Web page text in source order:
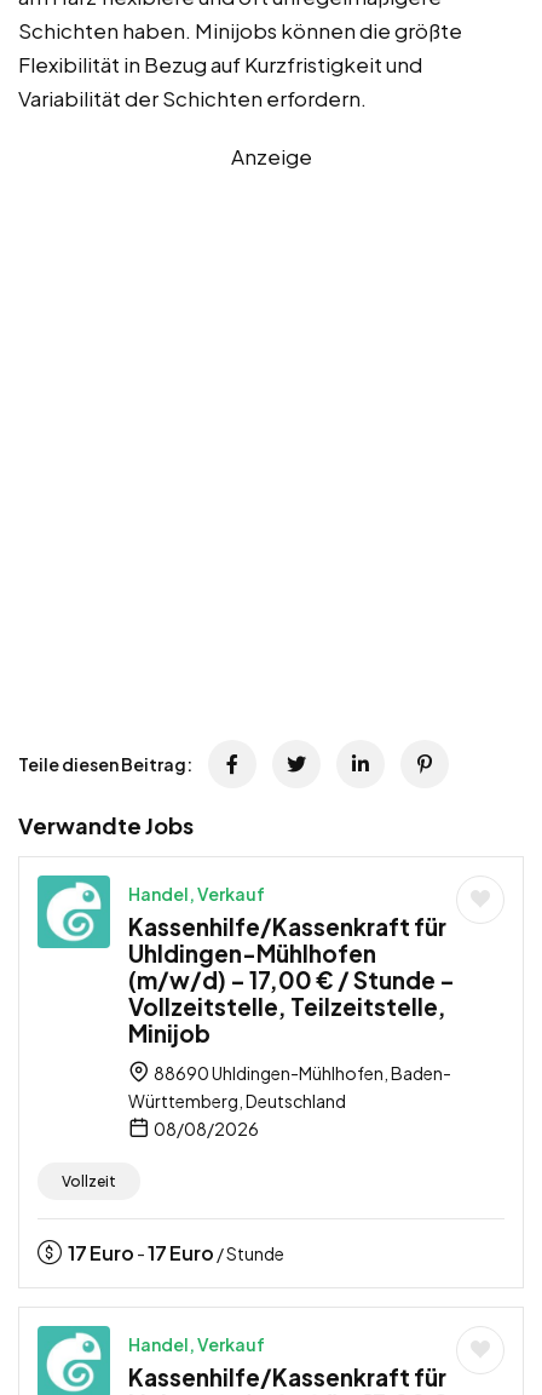
Schichten haben. Minijobs können die größte
Flexibilität in Bezug auf Kurzfristigkeit und
Variabilität der Schichten erfordern.
Anzeige
Teile diesen Beitrag:
Verwandte Jobs
Handel, Verkauf
Kassenhilfe/Kassenkraft für
Uhldingen-Mühlhofen
(m/w/d) – 17,00 € / Stunde –
Vollzeitstelle, Teilzeitstelle,
Minijob
88690 Uhldingen-Mühlhofen, Baden-
Württemberg, Deutschland
08/08/2026
Vollzeit
17Euro -17Euro / Stunde
Handel, Verkauf
Kassenhilfe/Kassenkraft für